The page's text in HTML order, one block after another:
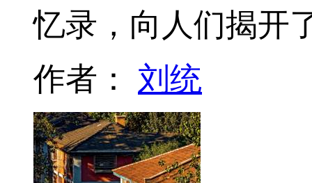
忆录，向人们揭开
作者： 刘统